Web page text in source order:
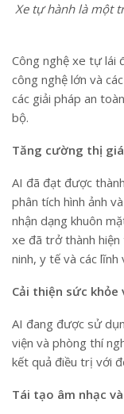
Xe tự hành là một
Công nghệ xe tự lái
công nghệ lớn và
các giải pháp an
bộ.
Tăng cường thị
AI đã đạt được
phân tích hình ảnh
nhận dạng khuôn
xe đã trở thành
ninh, y tế và các lĩnh
Cải thiện sức khỏe
AI đang được sử
viện và phòng thí
kết quả điều trị với
Tái tạo âm nhạc